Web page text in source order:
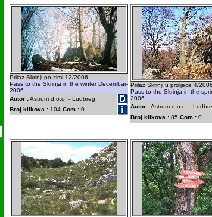
Prilaz Skrinji po zimi 12/2006
Pass to the Skrinja in the winter Decembar-
2006
Autor :Astrum d.o.o. - Ludbreg
Broj klikova : 104 Com : 0
Prilaz Skrinji u proljece 4/2006
Pass to the Skrinja in the
2006
Autor :Astrum d.o.o. -
Broj klikova : 85 Com : 0